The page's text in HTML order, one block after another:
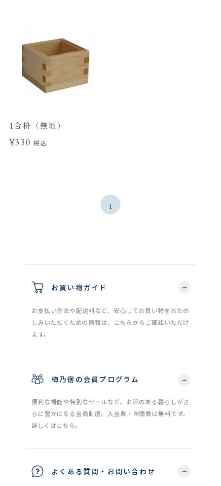
1合枡（無地）
¥330税込
1
お買い物ガイド
お支払い方法や配送料など、安心してお買い物をおたの
しみいただくための情報は、こちらからご確認いただけ
ます。
梅乃宿の会員プログラム
便利な機能や特別なセールなど、お酒のある暮らしがさ
らに豊かになる会員制度。入会費・年間費は無料です。
詳しくはこちら。
よくある質問・お問い合わせ